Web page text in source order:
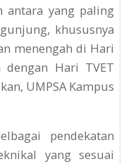
antara yang paling
khususnya
menengah di Hari
dengan Hari TVET
UMPSA Kampus
pendekatan
yang sesuai